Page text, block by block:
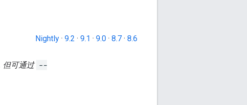
Nightly · 9.2 · 9.1 · 9.0 · 8.7 · 8.6
但可通过 --